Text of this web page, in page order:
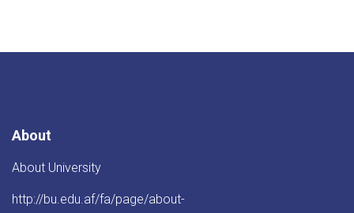
About
About University
http://bu.edu.af/fa/page/about-